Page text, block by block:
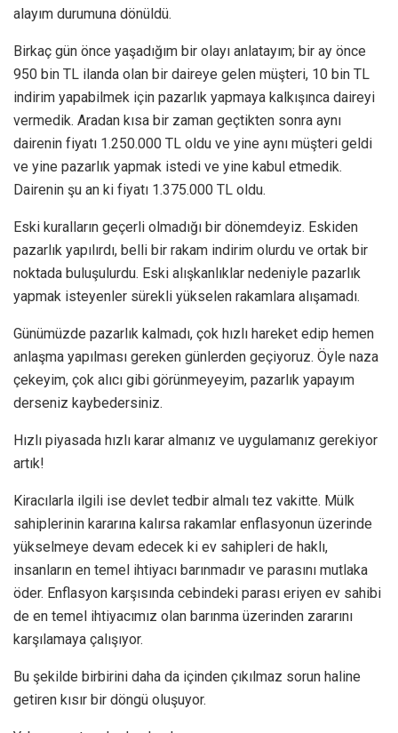
alayım durumuna dönüldü.
Birkaç gün önce yaşadığım bir olayı anlatayım; bir ay önce
950 bin TL ilanda olan bir daireye gelen müşteri, 10 bin TL
indirim yapabilmek için pazarlık yapmaya kalkışınca daireyi
vermedik. Aradan kısa bir zaman geçtikten sonra aynı
dairenin fiyatı 1.250.000 TL oldu ve yine aynı müşteri geldi
ve yine pazarlık yapmak istedi ve yine kabul etmedik.
Dairenin şu an ki fiyatı 1.375.000 TL oldu.
Eski kuralların geçerli olmadığı bir dönemdeyiz. Eskiden
pazarlık yapılırdı, belli bir rakam indirim olurdu ve ortak bir
noktada buluşulurdu. Eski alışkanlıklar nedeniyle pazarlık
yapmak isteyenler sürekli yükselen rakamlara alışamadı.
Günümüzde pazarlık kalmadı, çok hızlı hareket edip hemen
anlaşma yapılması gereken günlerden geçiyoruz. Öyle naza
çekeyim, çok alıcı gibi görünmeyeyim, pazarlık yapayım
derseniz kaybedersiniz.
Hızlı piyasada hızlı karar almanız ve uygulamanız gerekiyor
artık!
Kiracılarla ilgili ise devlet tedbir almalı tez vakitte. Mülk
sahiplerinin kararına kalırsa rakamlar enflasyonun üzerinde
yükselmeye devam edecek ki ev sahipleri de haklı,
insanların en temel ihtiyacı barınmadır ve parasını mutlaka
öder. Enflasyon karşısında cebindeki parası eriyen ev sahibi
de en temel ihtiyacımız olan barınma üzerinden zararını
karşılamaya çalışıyor.
Bu şekilde birbirini daha da içinden çıkılmaz sorun haline
getiren kısır bir döngü oluşuyor.